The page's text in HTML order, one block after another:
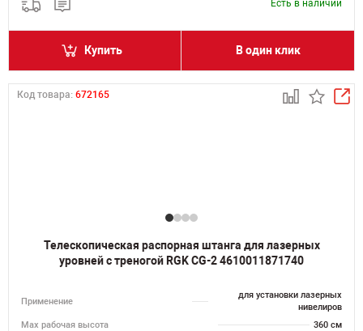
Есть в наличии
Купить В один клик
Код товара: 672165
Телескопическая распорная штанга для лазерных
уровней с треногой RGK CG-2 4610011871740
Применение
для установки лазерных
нивелиров
Мах рабочая высота
360 см